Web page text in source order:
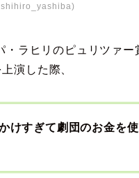
・ラヒリのピュリツァー
上演した際、
けすぎて劇団のお金を